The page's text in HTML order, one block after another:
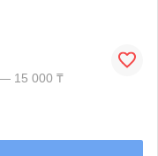
15 000 ₸